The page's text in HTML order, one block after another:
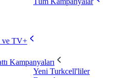
ve TV+
Kampanyaları
Yeni Turkcell'liler